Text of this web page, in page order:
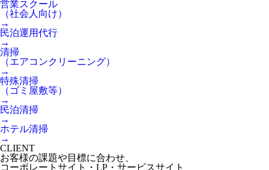
営業スクール
（社会人向け）
→
民泊運用代行
→
清掃
（エアコンクリーニング）
→
特殊清掃
（ゴミ屋敷等）
→
民泊清掃
→
ホテル清掃
→
CLIENT
お客様の課題や目標に合わせ、
コーポレートサイト・LP・サービスサイト